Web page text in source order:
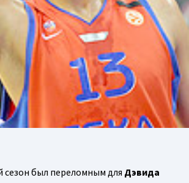
был переломным для Дэвида